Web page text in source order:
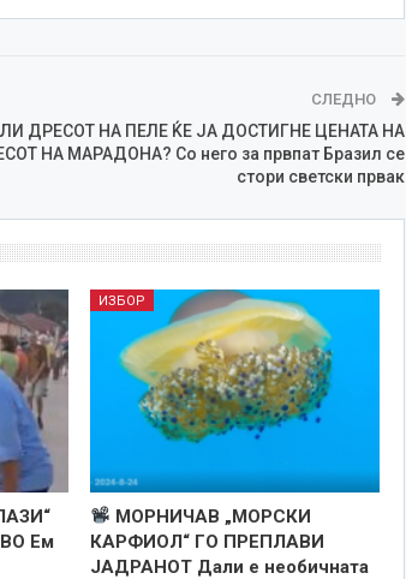
СЛЕДНО
ДРЕСОТ НА ПЕЛЕ ЌЕ ЈА ДОСТИГНЕ ЦЕНАТА НА
НА МАРАДОНА? Со него за првпат Бразил се
стори светски првак
Ем
ИЗБОР
МОРНИЧАВ „МОРСКИ
КАРФИОЛ“ ГО ПРЕПЛАВИ
ЈАДРАНОТ Дали е необичната